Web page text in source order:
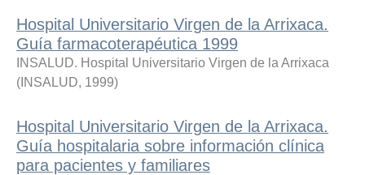
Hospital Universitario Virgen de la Arrixaca.
Guía farmacoterapéutica 1999
INSALUD. Hospital Universitario Virgen de la Arrixaca
( INSALUD, 1999)
Hospital Universitario Virgen de la Arrixaca.
Guía hospitalaria sobre información clínica
para pacientes y familiares